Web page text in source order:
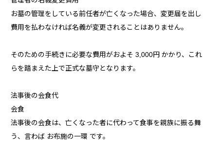
お墓の管理をしている前任者が亡くなった場合、変更届を出し
費用を払わなければ名義が変更されることはありません。
そのための手続きに必要な費用がおよそ 3,000円 かかり、これ
らを踏まえた上で正式な墓守となります。
法事後の会食代
会食
法事後の会食は、亡くなった者に代わって食事を親族に振る舞
う、言わば お布施の一環 です。